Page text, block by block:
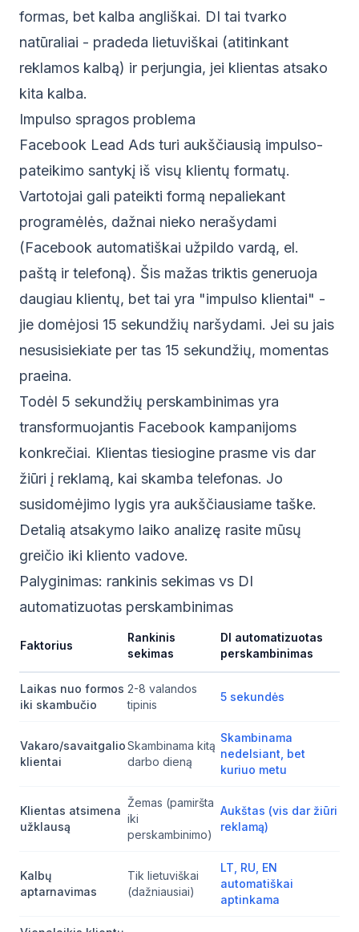
formas, bet kalba angliškai. DI tai tvarko
natūraliai - pradeda lietuviškai (atitinkant
reklamos kalbą) ir perjungia, jei klientas atsako
kita kalba.
Impulso spragos problema
Facebook Lead Ads turi aukščiausią impulso-
pateikimo santykį iš visų klientų formatų.
Vartotojai gali pateikti formą nepaliekant
programėlės, dažnai nieko nerašydami
(Facebook automatiškai užpildo vardą, el.
paštą ir telefoną). Šis mažas triktis generuoja
daugiau klientų, bet tai yra "impulso klientai" -
jie domėjosi 15 sekundžių naršydami. Jei su jais
nesusisiekiate per tas 15 sekundžių, momentas
praeina.
Todėl 5 sekundžių perskambinimas yra
transformuojantis Facebook kampanijoms
konkrečiai. Klientas tiesiogine prasme vis dar
žiūri į reklamą, kai skamba telefonas. Jo
susidomėjimo lygis yra aukščiausiame taške.
Detalią atsakymo laiko analizę rasite mūsų
greičio iki kliento vadove.
Palyginimas: rankinis sekimas vs DI
automatizuotas perskambinimas
Faktorius
Rankinis
sekimas
DI automatizuotas
perskambinimas
Laikas nuo formos
iki skambučio
2-8 valandos
tipinis
5 sekundės
Vakaro/savaitgalio
klientai
Skambinama kitą
darbo dieną
Skambinama
nedelsiant, bet
kuriuo metu
Klientas atsimena
užklausą
Žemas (pamiršta
iki
perskambinimo)
Aukštas (vis dar žiūri
reklamą)
Kalbų
aptarnavimas
Tik lietuviškai
(dažniausiai)
LT, RU, EN
automatiškai
aptinkama